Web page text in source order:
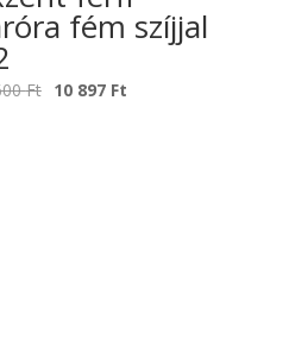
fém szíjjal
Ft Original
10 897 Ft